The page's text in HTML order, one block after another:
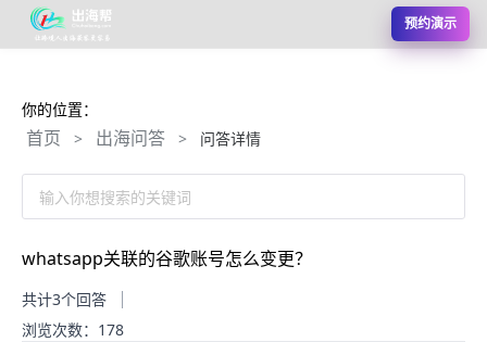
预约演示
你的位置：
首页 > 出海问答 > 问答详情
输入你想搜索的关键词
whatsapp关联的谷歌账号怎么变更？
共计3个回答
浏览次数：178